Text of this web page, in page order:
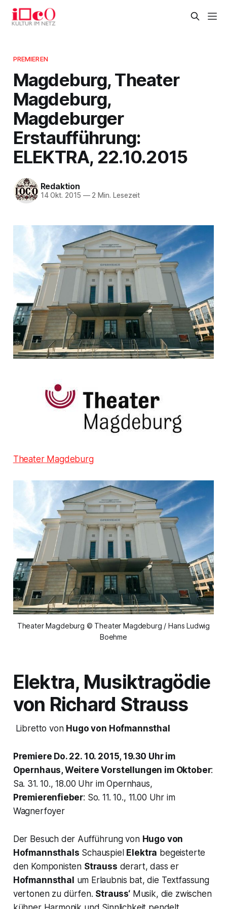
PREMIEREN
Magdeburg, Theater
Magdeburg,
Magdeburger
Erstaufführung:
ELEKTRA, 22.10.2015
Redaktion
14 Okt. 2015 —2 Min. Lesezeit
Theater Magdeburg
Theater Magdeburg © Theater Magdeburg / Hans Ludwig
Boehme
Elektra, Musiktragödie
von Richard Strauss
Libretto von Hugo von Hofmannsthal
Premiere Do. 22. 10. 2015, 19.30 Uhr im
Opernhaus, Weitere Vorstellungen im Oktober:
Sa. 31. 10., 18.00 Uhr im Opernhaus,
Premierenfieber: So. 11. 10., 11.00 Uhr im
Wagnerfoyer
Der Besuch der Aufführung von Hugo von
Hofmannsthals Schauspiel Elektra begeisterte
den Komponisten Strauss derart, dass er
Hofmannsthal um Erlaubnis bat, die Textfassung
vertonen zu dürfen. Strauss‘Musik, die zwischen